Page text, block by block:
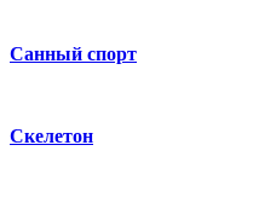
Санный спорт
Скелетон